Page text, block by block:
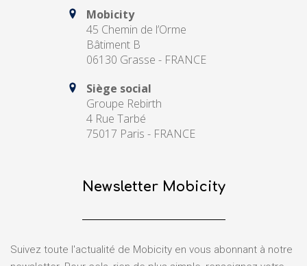
Mobicity
45 Chemin de l’Orme
Bâtiment B
06130 Grasse - FRANCE
Siège social
Groupe Rebirth
4 Rue Tarbé
75017 Paris - FRANCE
Newsletter Mobicity
Suivez toute l'actualité de Mobicity en vous abonnant à notre